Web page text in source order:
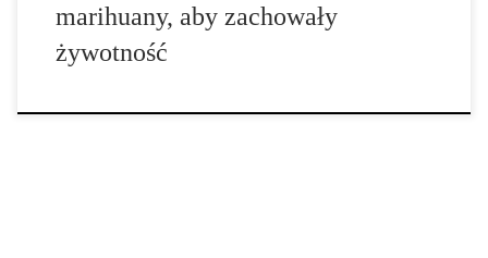
marihuany, aby zachowały
żywotność